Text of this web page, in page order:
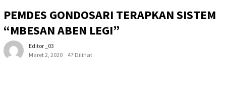
PEMDES GONDOSARI TERAPKAN SISTEM
“MBESAN ABEN LEGI”
Editor _03
Maret 2, 2020
47 Dilihat